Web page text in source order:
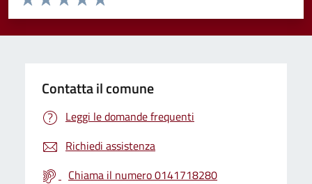
Valuta 5 stelle su 5
Valuta 4 stelle su 5
Valuta 3 stelle su 5
Valuta 2 stelle su 5
Valuta 1 stelle su 5
Contatta il comune
Leggi le domande frequenti
Richiedi assistenza
Chiama il numero 0141718280